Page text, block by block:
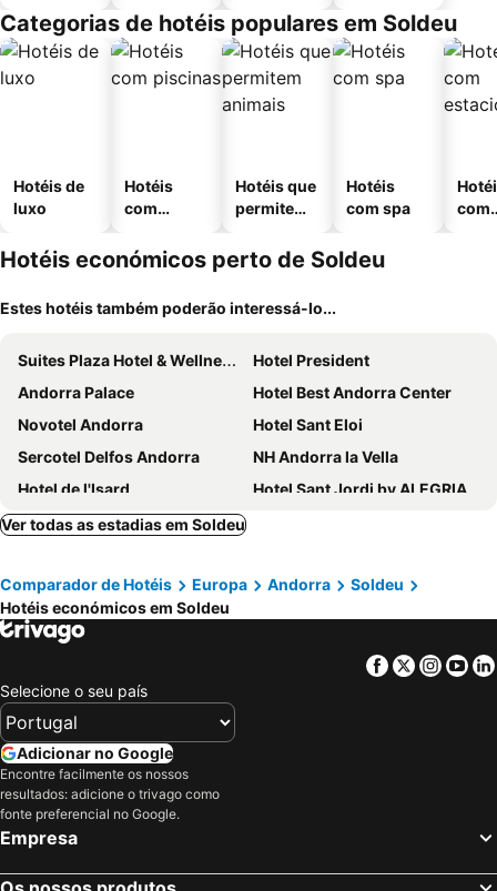
Categorias de hotéis populares em Soldeu
Hotéis de
luxo
Hotéis
com
Hotéis que
permitem
Hotéis
com spa
com
Hotéis económicos perto de Soldeu
Estes hotéis também poderão interessá-lo...
Suites Plaza Hotel & Wellness Andorra
Hotel President
Andorra Palace
Hotel Best Andorra Center
Novotel Andorra
Hotel Sant Eloi
Sercotel Delfos Andorra
NH Andorra la Vella
Hotel de l'Isard
Hotel Sant Jordi by ALEGRIA
Abba Xalet Suites Hotel
Hotel Nexta Escaldes
Zenit Diplomatic
Hotel Princesa Parc
Hotel Exe Prisma
Hotel Folch
Mercure Andorra
Lodge Park Hotel
Hotel L'Ermita B&B
Hotel Panorama
Hotel Marco Polo by Nexta
Hotel Pyrénées
Hotel Magic La Massana by Nexta
Insitu Eurotel Andorra
Hotel Himalaia Soldeu by Nexta
Ver todas as estadias em Soldeu
Comparador de Hotéis Europa Andorra
Soldeu
Hotéis económicos em Soldeu
Facebook
Twitter
Selecione o seu país
Adicionar no Google
Encontre facilmente os nossos
resultados: adicione o trivago como
fonte preferencial no Google.
Empresa